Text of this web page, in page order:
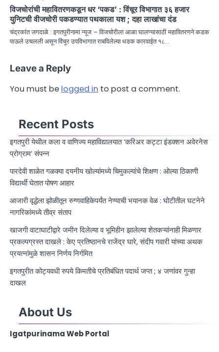
विजचोरांची महावितरणकडून धर ‘पकड’ : विंचूर विभागात ३६ हजार
युनिटची वीजचोरी पकडण्यात पथकाला यश ; दहा लाखांचा दंड
चंद्रकांत जगदाळे : इगतपुरीनामा न्यूज – विजचोरीला आळा घालण्यासाठी महावितरणने कडक
पाऊले उचलली असून विंचूर उपविभागात राबविलेल्या धडक कारवाईत १८…
Leave a Reply
You must be logged in to post a comment.
Recent Posts
इगतपुरी येथील कला व वाणिज्य महाविद्यालयात ‘करिअर कट्टा इंडक्शन अवेरनेस
प्रोग्राम’ संपन्न
पारदेवी शाळेत गळक्या दयनीय खोल्यांमध्ये चिमुकल्यांचे शिक्षण : ओल्या ठिकाणी
विद्यार्थी घेतात पोषण आहार
आजारी वृद्धेला झोळीतून रुग्णवाहिकेपर्यंत नेण्याची भयानक वेळ : घोटीतील घटनेने
नागरिकांमध्ये तीव्र संताप
खाजगी वाटाघाटीद्वारे जमीन दिलेल्या व भूमिहीन झालेल्या शेतकऱ्यांनाही मिळणार
प्रकल्पग्रस्त दाखले : केए प्रतिष्ठानचे राजेंद्र घारे, संदीप गवारी यांच्या अथक
प्रयत्नांमुळे शासन निर्णय निर्गमित
इगतपुरीत कोट्यवधी रुपये किमतीचे प्रतिबंधित पदार्थ जप्त ; ४ जणांवर गुन्हा
दाखल
About Us
Igatpurinama Web Portal